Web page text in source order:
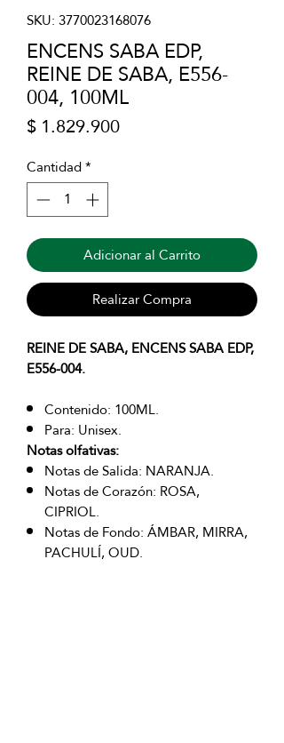
SKU: 3770023168076
ENCENS SABA EDP,
REINE DE SABA, E556-
004, 100ML
$ 1.829.900Precio
Cantidad*
Adicionar al Carrito
Realizar Compra
REINE DE SABA, ENCENS SABA EDP,
E556-004.
Contenido: 100ML.
Para: Unisex.
Notas olfativas:
Notas de Salida: NARANJA.
Notas de Corazón: ROSA,
CIPRIOL.
Notas de Fondo: ÁMBAR, MIRRA,
PACHULÍ, OUD.